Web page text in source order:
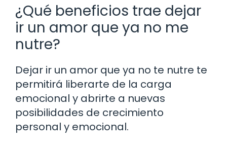
¿Qué beneficios trae dejar
ir un amor que ya no me
nutre?
Dejar ir un amor que ya no te nutre te
permitirá liberarte de la carga
emocional y abrirte a nuevas
posibilidades de crecimiento
personal y emocional.